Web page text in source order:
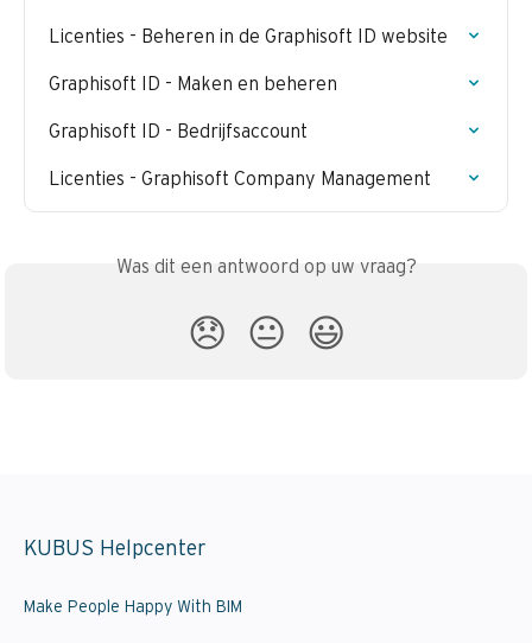
Licenties - Beheren in de Graphisoft ID website
Graphisoft ID - Maken en beheren
Graphisoft ID - Bedrijfsaccount
Licenties - Graphisoft Company Management
Was dit een antwoord op uw vraag?
😞 😐 😃
KUBUS Helpcenter
Make People Happy With BIM